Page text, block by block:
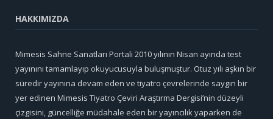
HAKKIMIZDA
Mimesis Sahne Sanatları Portali 2010 yılının Nisan ayında test
yayınını tamamlayıp okuyucusuyla buluşmuştur. Otuz yılı aşkın bir
süredir yayınına devam eden ve tiyatro çevrelerinde saygın bir
yer edinen Mimesis Tiyatro Çeviri Araştırma Dergisi’nin düzeyli
çizgisini, güncelliğe müdahale eden bir yayıncılık yaparken de